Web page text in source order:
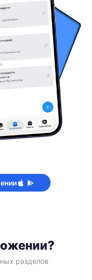
разделов